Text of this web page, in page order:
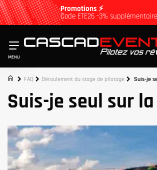
Promotions ⚡
Code ETE26 -3%
MENU
FAQ Déroulement du stage de pilotage Suis-je
Suis-je seul sur